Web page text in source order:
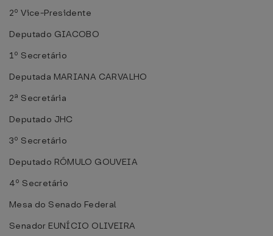
2º Vice-Presidente
Deputado GIACOBO
1º Secretário
Deputada MARIANA CARVALHO
2ª Secretária
Deputado JHC
3º Secretário
Deputado RÓMULO GOUVEIA
4º Secretário
Mesa do Senado Federal
Senador EUNÍCIO OLIVEIRA